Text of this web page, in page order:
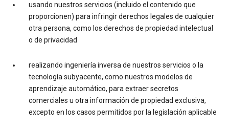
usando nuestros servicios (incluido el contenido que
proporcionen) para infringir derechos legales de cualquier
otra persona, como los derechos de propiedad intelectual
o de privacidad
realizando ingeniería inversa de nuestros servicios o la
tecnología subyacente, como nuestros modelos de
aprendizaje automático, para extraer secretos
comerciales u otra información de propiedad exclusiva,
excepto en los casos permitidos por la legislación aplicable